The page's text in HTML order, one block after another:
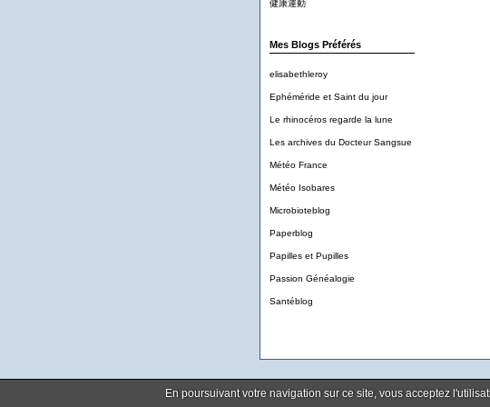
En poursuivant votre navigation sur ce site, vous acceptez
健康運動
Mes Blogs Préférés
elisabethleroy
Ephéméride et Saint du jour
Le rhinocéros regarde la lune
Les archives du Docteur Sangsue
Météo France
Météo Isobares
Microbioteblog
Paperblog
Papilles et Pupilles
Passion Généalogie
Santéblog